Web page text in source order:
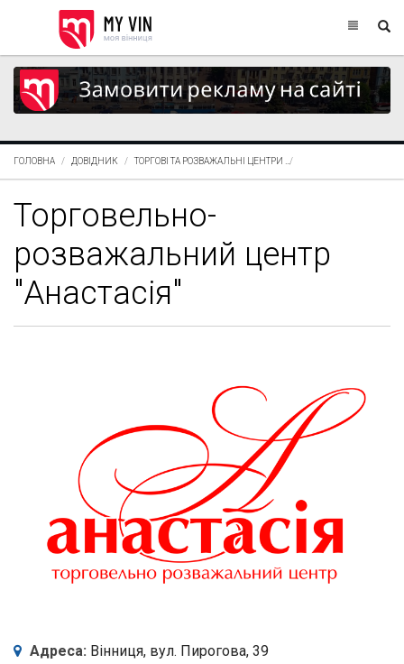
ГОЛОВНА ДОВІДНИК ТОРГОВІ ТА РОЗВАЖАЛЬНІ ЦЕНТРИ
Торговельно-
розважальний центр
"Анастасія"
Адреса: Вінниця, вул. Пирогова, 39